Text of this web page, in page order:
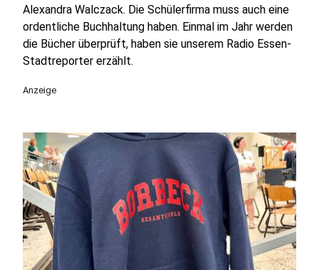
Alexandra Walczack. Die Schülerfirma muss auch eine
ordentliche Buchhaltung haben. Einmal im Jahr werden
die Bücher überprüft, haben sie unserem Radio Essen-
Stadtreporter erzählt.
Anzeige